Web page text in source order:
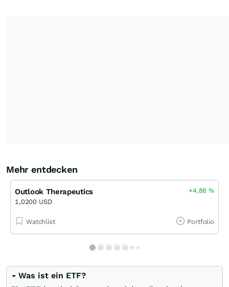
Mehr entdecken
Outlook Therapeutics
1,0200 USD
+4,88%
Watchlist Portfolio
Was ist ein ETF?